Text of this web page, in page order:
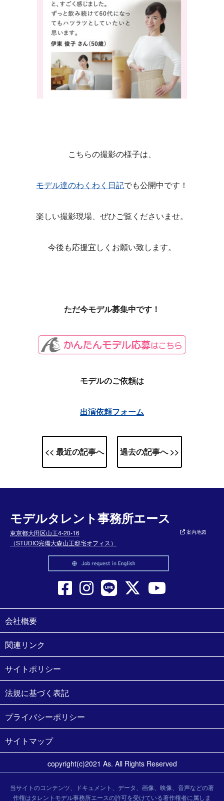
こちらの撮影の様子は、
モデル達のわくわく日記でも公開中です！
楽しい撮影現場、ぜひご覧くださいませ。
今後も応援宜しくお願い致します。
ただ今モデル募集中です！
モデルのご依頼は
出演依頼フォーム
<< 最近の記事へ 過去の記事へ >>
モデルタレント事務所エース
東京都大田区山王4-20-16
（STUDIO完備大森山王邸宅オフィス）
案内地図
会社概要
関連リンク
サイトポリシー
法規に基づく表記
プライバシーポリシー
サイトマップ
copyright(c)2021 As. All Rights Reserved
当サイトのコンテンツ、ドキュメント、データ、画像、映像、音声などの著
作権はタレントモデル事務所エースの許可を受けている著作権者に属しま